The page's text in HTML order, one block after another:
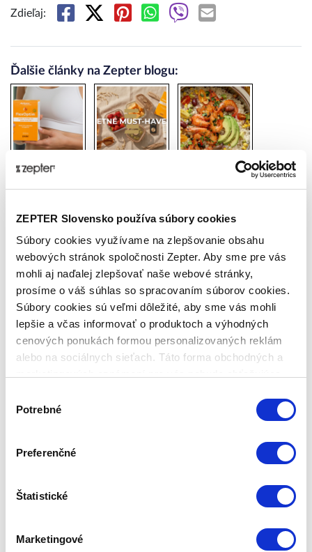
ZEPTER Slovensko používa súbory cookies
Súbory cookies využívame na zlepšovanie obsahu
webových stránok spoločnosti Zepter. Aby sme pre vás
mohli aj naďalej zlepšovať naše webové stránky,
prosíme o váš súhlas so spracovaním súborov cookies.
Súbory cookies sú veľmi dôležité, aby sme vás mohli
lepšie a včas informovať o produktoch a výhodných
cenových ponukách formou personalizovaných reklám
alebo na sociálnych sieťach. Táto forma obchodných a
súhlasu
Potrebné
Preferenčné
Štatistické
Marketingové
Zdieľaj:
Ďalšie články na Zepter blogu:
Ako udržať
kĺby v kondícii?
pomocník s
bioaktívnym
kurkumínom a
vitamínom D3
NA LETO 2026
Ako zostaviť
ideálny
tanier a
podporiť detox
tela
Lekári varujú:
najčastejšia
úmrtí
Bioptron:
napísali_o_nás